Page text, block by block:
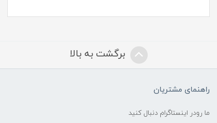
برگشت به بالا
راهنمای مشتریان
ما رودر اینستاگرام دنبال کنید